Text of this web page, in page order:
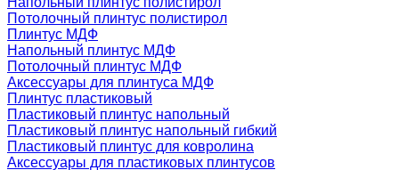
Потолочный плинтус полистирол
Плинтус МДФ
Напольный плинтус МДФ
Потолочный плинтус МДФ
Аксессуары для плинтуса МДФ
Плинтус пластиковый
Пластиковый плинтус напольный
Пластиковый плинтус напольный гибкий
Пластиковый плинтус для ковролина
Аксессуары для пластиковых плинтусов